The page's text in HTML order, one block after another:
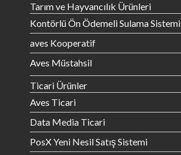
Tarım ve Hayvancılık Ürünleri
Kontörlü Ön Ödemeli Sulama Sistemi
aves Kooperatif
Aves Müstahsil
Ticari Ürünler
Aves Ticari
Data Media Ticari
PosX Yeni Nesil Satış Sistemi